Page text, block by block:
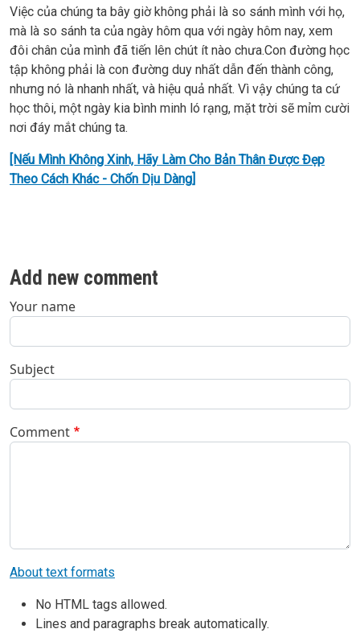
Việc của chúng ta bây giờ không phải là so sánh mình với họ,
mà là so sánh ta của ngày hôm qua với ngày hôm nay, xem
đôi chân của mình đã tiến lên chút ít nào chưa.Con đường học
tập không phải là con đường duy nhất dẫn đến thành công,
nhưng nó là nhanh nhất, và hiệu quả nhất. Vì vậy chúng ta cứ
học thôi, một ngày kia bình minh ló rạng, mặt trời sẽ mỉm cười
nơi đáy mắt chúng ta.
[Nếu Mình Không Xinh, Hãy Làm Cho Bản Thân Được Đẹp
Theo Cách Khác - Chốn Dịu Dàng]
Add new comment
Your name
Subject
Comment
About text formats
No HTML tags allowed.
Lines and paragraphs break automatically.